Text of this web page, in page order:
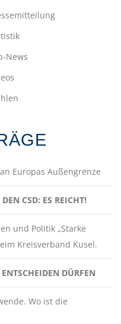
News
Europas Außengrenze
CSD: ES REICHT!
und Politik „Starke
Kreisverband Kusel.
DÜRFEN
Wo ist die